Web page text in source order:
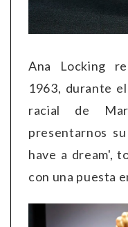
Ana Locking
1963, durante
racial de
presentarnos
have a dream',
con una puesta